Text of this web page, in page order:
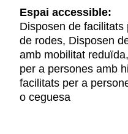
Espai accessible:
Disposen de
de rodes, Disposen
amb mobilitat
per a persones amb
facilitats per a
o ceguesa